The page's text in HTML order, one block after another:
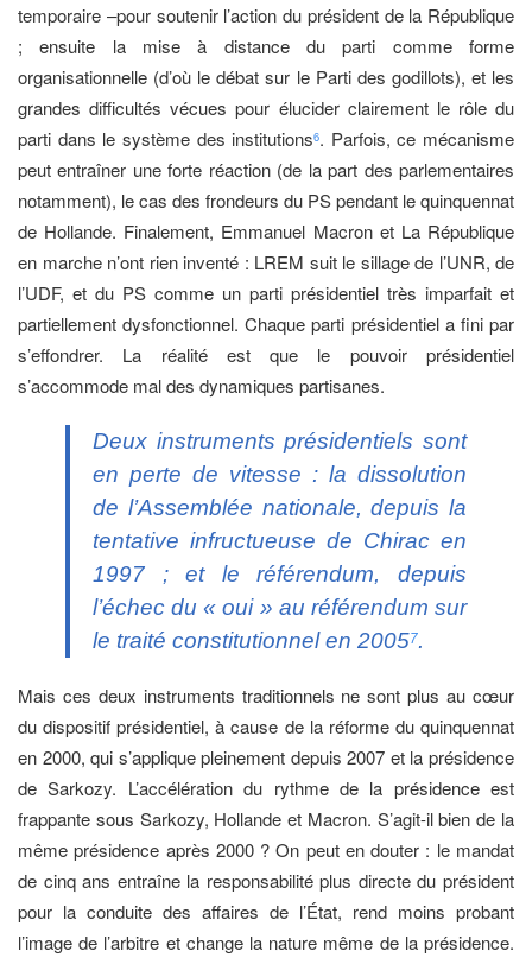
temporaire –pour soutenir l’action du président de la République
; ensuite la mise à distance du parti comme forme
organisationnelle (d’où le débat sur le Parti des godillots), et les
grandes difficultés vécues pour élucider clairement le rôle du
parti dans le système des institutions6. Parfois, ce mécanisme
peut entraîner une forte réaction (de la part des parlementaires
notamment), le cas des frondeurs du PS pendant le quinquennat
de Hollande. Finalement, Emmanuel Macron et La République
en marche n’ont rien inventé : LREM suit le sillage de l’UNR, de
l’UDF, et du PS comme un parti présidentiel très imparfait et
partiellement dysfonctionnel. Chaque parti présidentiel a fini par
s’effondrer. La réalité est que le pouvoir présidentiel
s’accommode mal des dynamiques partisanes.
Deux instruments présidentiels sont
en perte de vitesse : la dissolution
de l’Assemblée nationale, depuis la
tentative infructueuse de Chirac en
1997 ; et le référendum, depuis
l’échec du « oui » au référendum sur
le traité constitutionnel en 20057.
Mais ces deux instruments traditionnels ne sont plus au cœur
du dispositif présidentiel, à cause de la réforme du quinquennat
en 2000, qui s’applique pleinement depuis 2007 et la présidence
de Sarkozy. L’accélération du rythme de la présidence est
frappante sous Sarkozy, Hollande et Macron. S’agit-il bien de la
même présidence après 2000 ? On peut en douter : le mandat
de cinq ans entraîne la responsabilité plus directe du président
pour la conduite des affaires de l’État, rend moins probant
l’image de l’arbitre et change la nature même de la présidence.